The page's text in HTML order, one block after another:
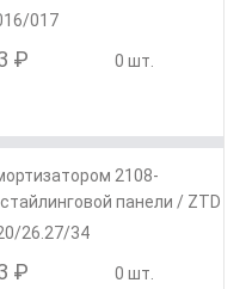
017
₽ 0 шт.
2108-
панели / ZTD
26.27/34
₽ 0 шт.